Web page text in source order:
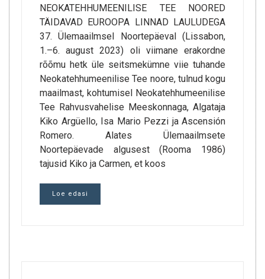
NEOKATEHHUMEENILISE TEE NOORED
TÄIDAVAD EUROOPA LINNAD LAULUDEGA
37. Ülemaailmsel Noortepäeval (Lissabon,
1.–6. august 2023) oli viimane erakordne
rõõmu hetk üle seitsmekümne viie tuhande
Neokatehhumeenilise Tee noore, tulnud kogu
maailmast, kohtumisel Neokatehhumeenilise
Tee Rahvusvahelise Meeskonnaga, Algataja
Kiko Argüello, Isa Mario Pezzi ja Ascensión
Romero. Alates Ülemaailmsete
Noortepäevade algusest (Rooma 1986)
tajusid Kiko ja Carmen, et koos
Loe edasi